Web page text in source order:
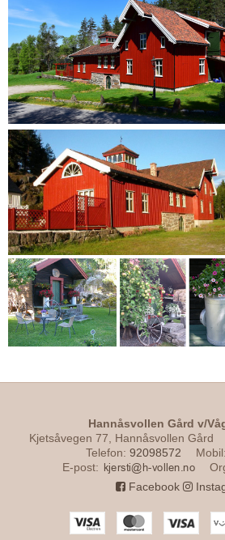
Hannåsvollen Gård v/
Kjetsåvegen 77, Hannåsvollen Gård
Telefon: 92098572 Mobil:
E-post:
Facebook